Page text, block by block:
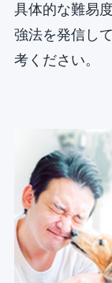
具体的な難易
強法を発信し
考ください。